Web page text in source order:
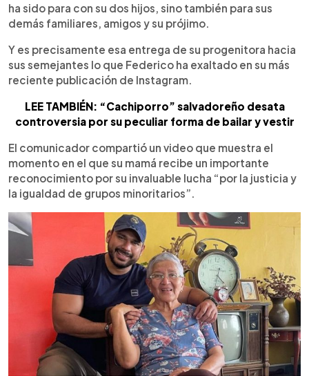
ha sido para con su dos hijos, sino también para sus
demás familiares, amigos y su prójimo.
Y es precisamente esa entrega de su progenitora hacia
sus semejantes lo que Federico ha exaltado en su más
reciente publicación de Instagram.
LEE TAMBIÉN: “Cachiporro” salvadoreño desata
controversia por su peculiar forma de bailar y vestir
El comunicador compartió un video que muestra el
momento en el que su mamá recibe un importante
reconocimiento por su invaluable lucha “por la justicia y
la igualdad de grupos minoritarios”.